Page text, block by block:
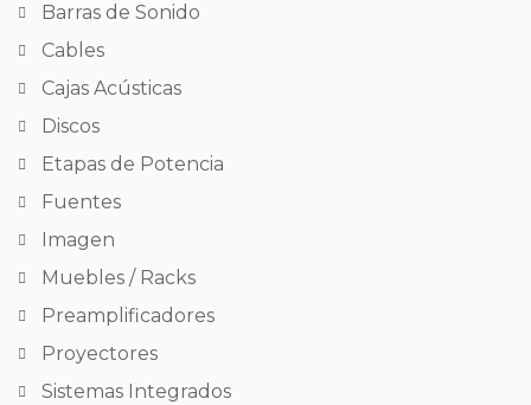
Barras de Sonido
Cables
Cajas Acústicas
Discos
Etapas de Potencia
Fuentes
Imagen
Muebles / Racks
Preamplificadores
Proyectores
Sistemas Integrados